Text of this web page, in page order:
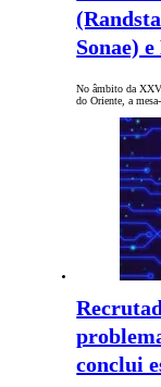
Sonae)
No âmbito da
do Oriente, a
conclui